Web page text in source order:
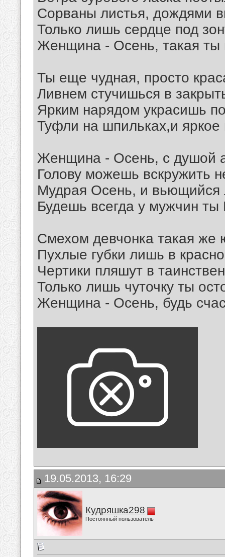
Сорваны листья, дождями
Только лишь сердце под
Женщина - Осень, такая ты
Ты еще чудная, просто
Ливнем стучишься в
Ярким нарядом украсишь
Туфли на шпильках,и яркое
Женщина - Осень, с душой
Голову можешь вскружить
Мудрая Осень, и вьющийся
Будешь всегда у мужчин
Смехом девчонка такая же
Пухлые губки лишь в
Чертики пляшут в
Только лишь чуточку ты
Женщина - Осень, будь
19.05.2013, 16:29
Кудряшка298
Постоянный пользователь